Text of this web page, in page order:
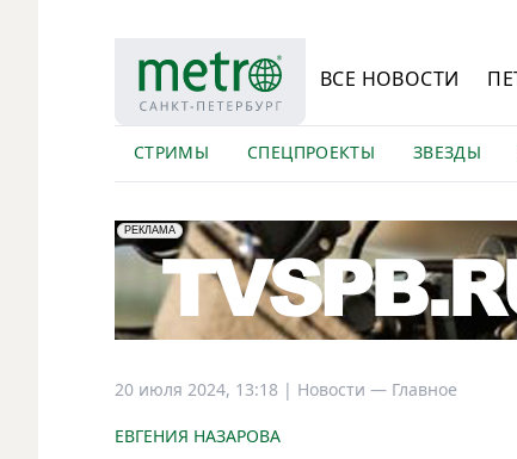
ВСЕ НОВОСТИ
СТРИМЫ СПЕЦПРОЕКТЫ ЗВЕЗДЫ
erid: LdtCK5Efv
РЕКЛАМА
АО "ГАТР", ИНН: 7841320717
20 июля 2024, 13:18 | Новости — Главное
ЕВГЕНИЯ НАЗАРОВА